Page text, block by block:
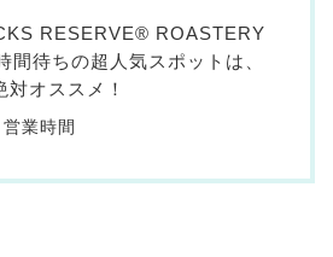
RESERVE® ROASTERY
間待ちの超人気スポットは、
オススメ！
業時間